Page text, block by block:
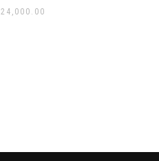
24,000.00